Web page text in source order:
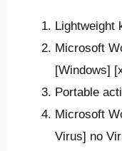
Lightweight
Microsoft
[Windows]
Portable
Microsoft
Virus] no